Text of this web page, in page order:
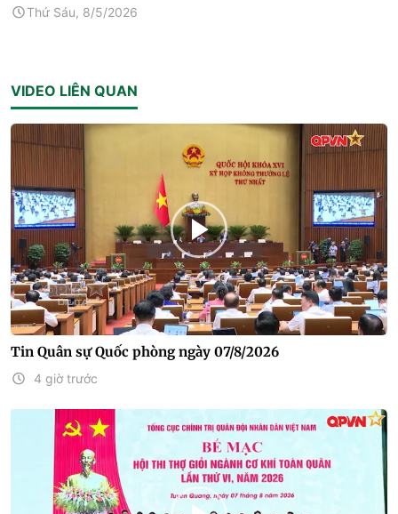
Thứ Sáu, 8/5/2026
VIDEO LIÊN QUAN
Tin Quân sự Quốc phòng ngày 07/8/2026
4 giờ trước